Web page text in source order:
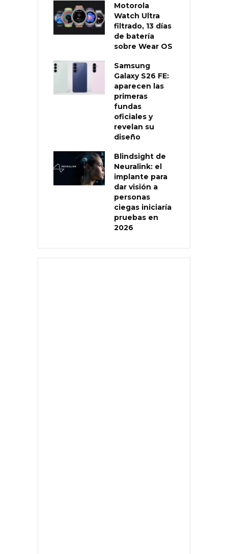
Motorola
Watch Ultra
filtrado, 13 días
de batería
sobre Wear OS
Samsung
Galaxy S26 FE:
aparecen las
primeras
fundas
oficiales y
revelan su
diseño
Blindsight de
Neuralink: el
implante para
dar visión a
personas
ciegas iniciaría
pruebas en
2026